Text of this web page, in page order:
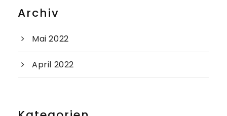
Archiv
Mai 2022
April 2022